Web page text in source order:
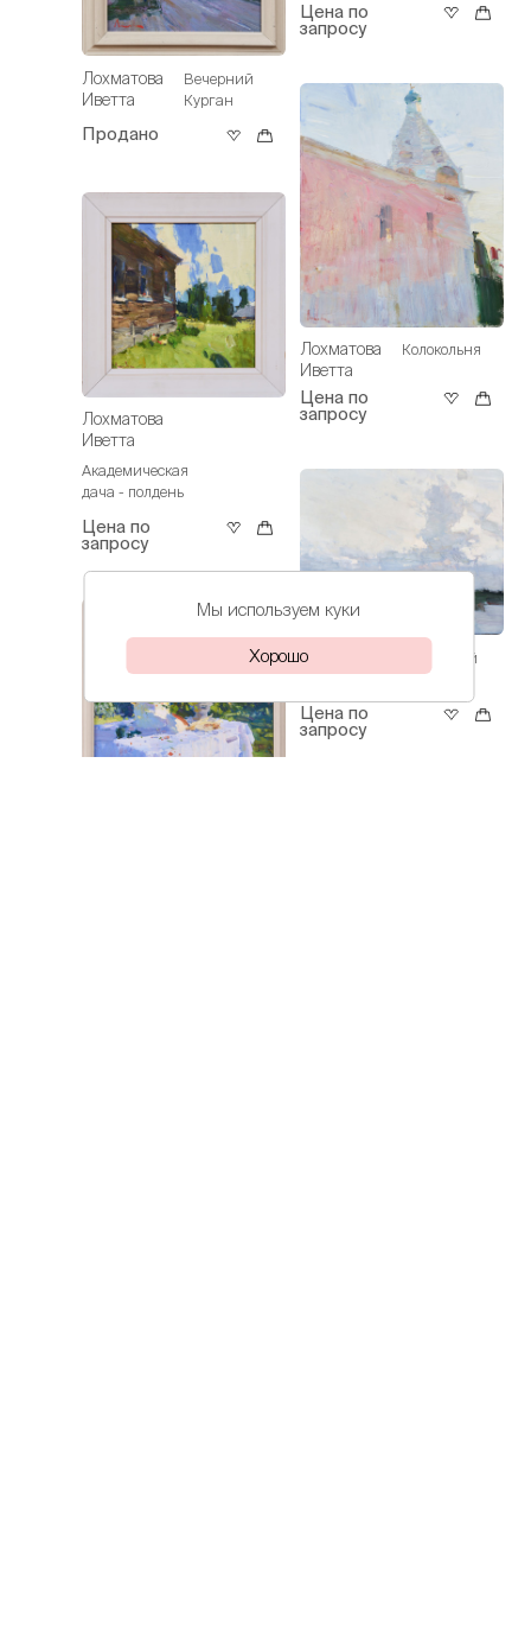
Лохматова
Иветта
Вечерний
Курган
Продано
Лохматова
Иветта
Академическая
дача - полдень
Цена по
запросу
Цена по
запросу
Лохматова
Иветта
Колокольня
Цена по
запросу
Лохматова
Иветта
Кубанский
день
Цена по
запросу
Мы используем куки
Хорошо